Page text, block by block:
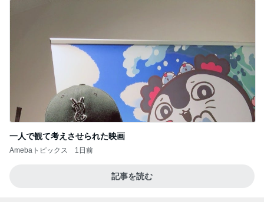
一人で観て考えさせられた映画
Amebaトピックス 1日前
記事を読む